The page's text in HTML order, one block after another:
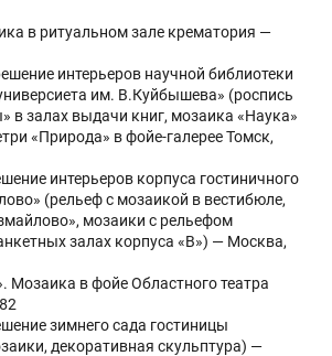
в ритуальном зале крематория —
интерьеров научной библиотеки
им. В.Куйбышева» (роспись
в залах выдачи книг, мозаика «Наука»
«Природа» в фойе-галерее Томск,
интерьеров корпуса гостиничного
(рельеф с мозаикой в вестибюле,
мозаики с рельефом
залах корпуса «В») — Москва,
Мозаика в фойе Областного театра
зимнего сада гостиницы
декоративная скульптура) —